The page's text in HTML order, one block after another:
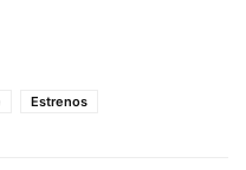
Estrenos